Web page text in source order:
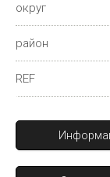
округ
район
REF